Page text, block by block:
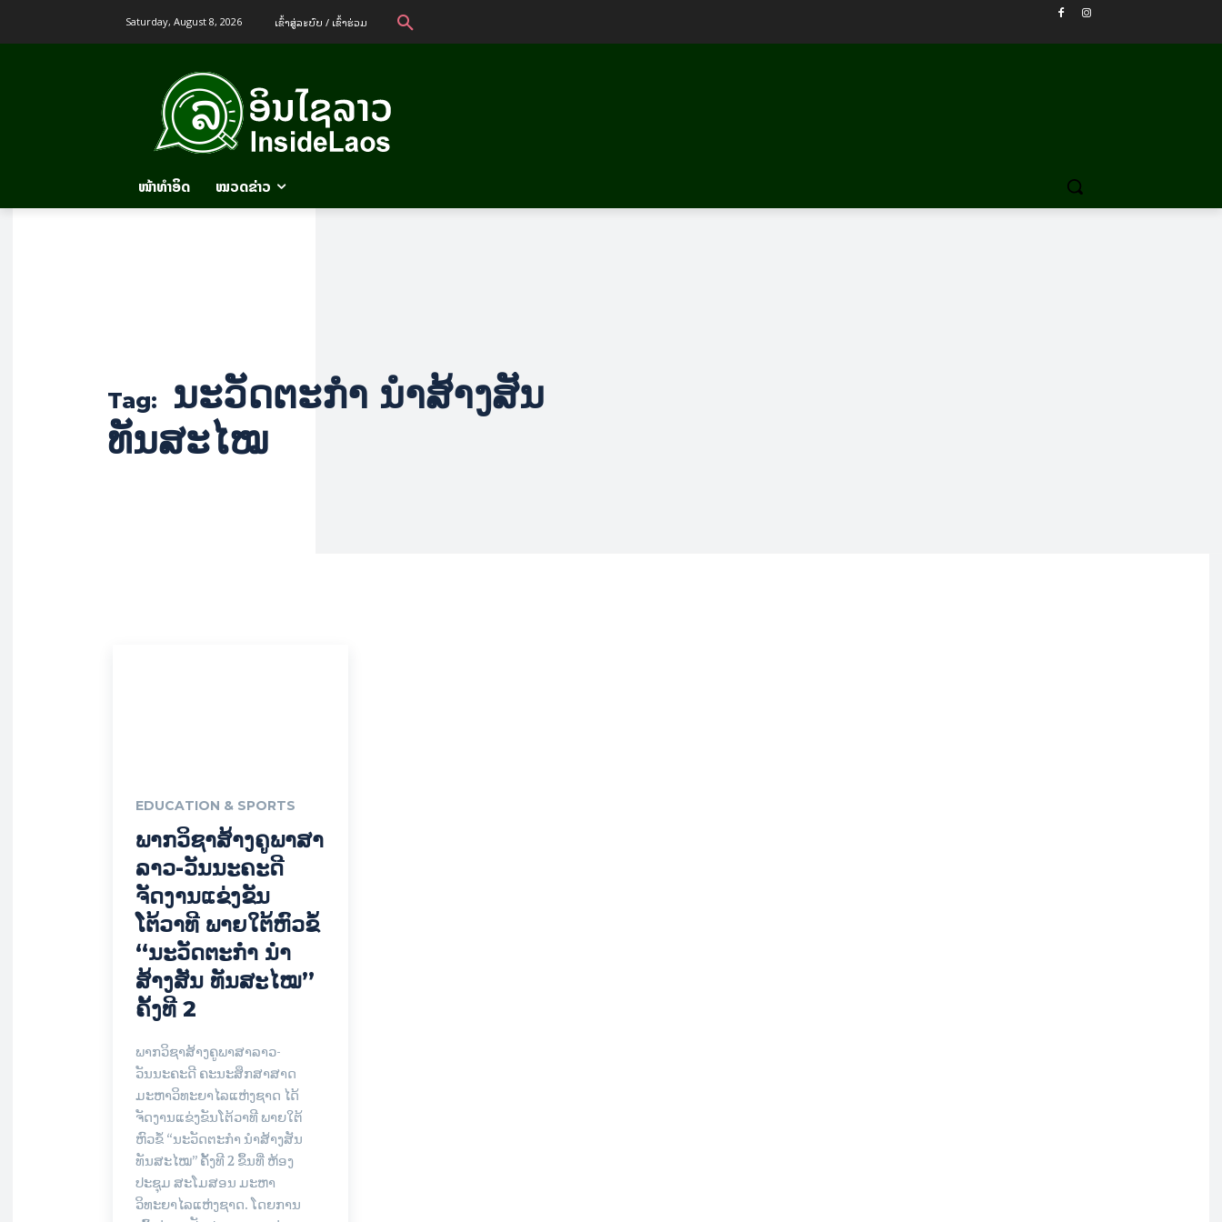
Saturday, August 8, 2026 ເຂົ້າ​ສູ່​ລະ​ບົບ / ເຂົ້າ​ຮ່ວມ
ໜ້າທຳອິດ ໝວດຂ່າວ
Tag:
ນະວັດຕະກໍາ ນໍາສ້າງສັນ
ທັນສະໄໝ
EDUCATION & SPORTS
ພາກວິຊາສ້າງຄູພາສາ
ລາວ-ວັນນະຄະດີ
ຈັດງານແຂ່ງຂັນ
ໂຕ້ວາທີ ພາຍໃຕ້ຫົວຂໍ້
“ນະວັດຕະກໍາ ນໍາ
ສ້າງສັນ ທັນສະໄໝ”
ຄັ້ງທີ 2
ພາກວິຊາສ້າງຄູພາສາລາວ-
ວັນນະຄະດີ ຄະນະສຶກສາສາດ
ມະຫາວິທະຍາໄລແຫ່ງຊາດ ໄດ້
ຈັດງານແຂ່ງຂັນໂຕ້ວາທີ ພາຍໃຕ້
ຫົວຂໍ້ “ນະວັດຕະກໍາ ນໍາສ້າງສັນ
ທັນສະໄໝ” ຄັ້ງທີ 2 ຂຶ້ນທີ່ ຫ້ອງ
ປະຊຸມ ສະໂມສອນ ມະຫາ
ວິທະຍາໄລແຫ່ງຊາດ. ໂດຍການ